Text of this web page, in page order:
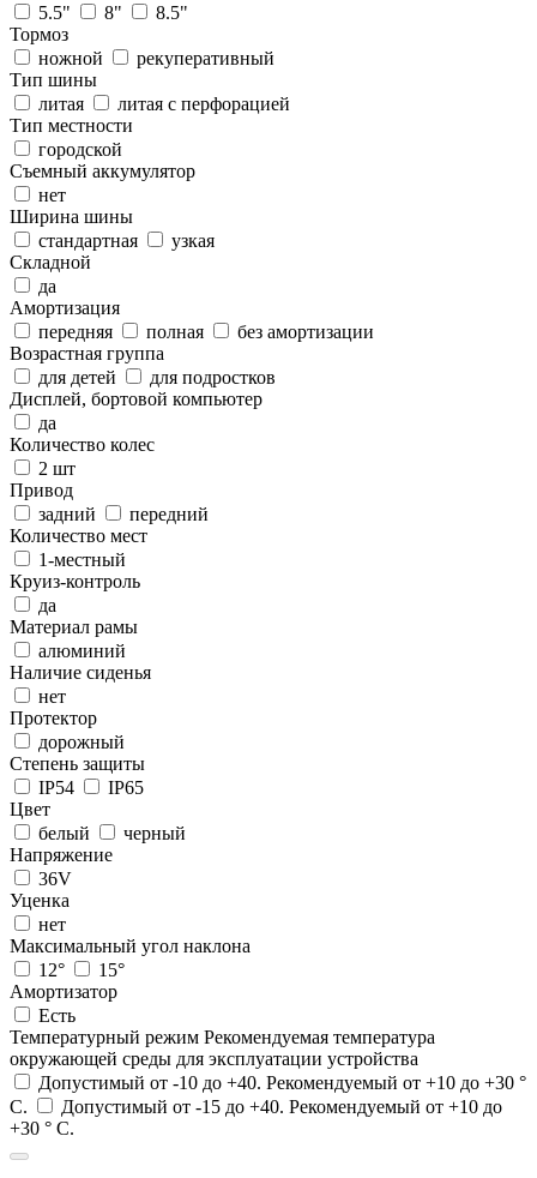
5.5"
8"
8.5"
Тормоз
ножной
рекуперативный
Тип шины
литая
литая с перфорацией
Тип местности
городской
Съемный аккумулятор
нет
Ширина шины
стандартная
узкая
Складной
да
Амортизация
передняя
полная
без амортизации
Возрастная группа
для детей
для подростков
Дисплей, бортовой компьютер
да
Количество колес
2 шт
Привод
задний
передний
Количество мест
1-местный
Круиз-контроль
да
Материал рамы
алюминий
Наличие сиденья
нет
Протектор
дорожный
Степень защиты
IP54
IP65
Цвет
белый
черный
Напряжение
36V
Уценка
нет
Максимальный угол наклона
12°
15°
Амортизатор
Есть
Температурный режим Рекомендуемая температура
окружающей среды для эксплуатации устройства
Допустимый от -10 до +40. Рекомендуемый от +10 до +30 °
С.
Допустимый от -15 до +40. Рекомендуемый от +10 до
+30 ° С.